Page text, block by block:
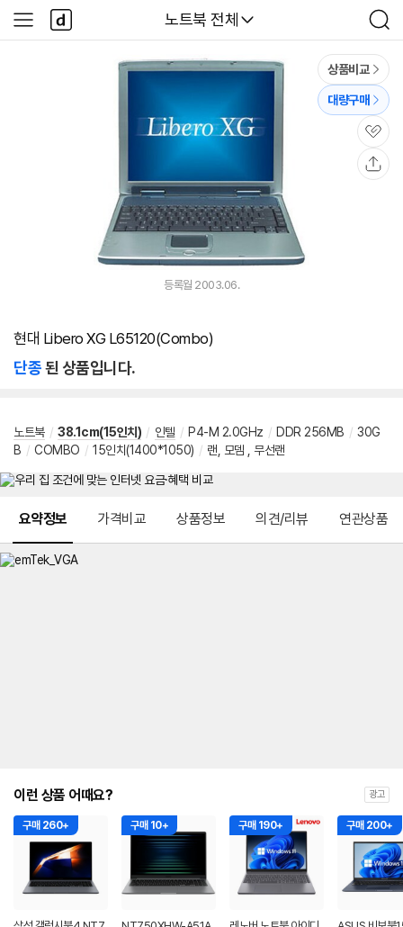
다나와
노트북 전체
검
색
사
이
다
나
와
상품비교
대량구매
관
심
등록월 2003.06.
현대 Libero XG L65120(Combo)
단종된 상품입니다.
노트북 / 38.1cm(15인치) / 인텔 / P4-M 2.0GHz / DDR 256MB / 30G
B / COMBO / 15인치(1400*1050) / 랜, 모뎀 , 무선랜
요약정보 가격비교 상품정보 의견/리뷰 연관상품
이런 상품 어때요? 광고
구매 260+ 구매 10+ 구매 190+ 구매 200+